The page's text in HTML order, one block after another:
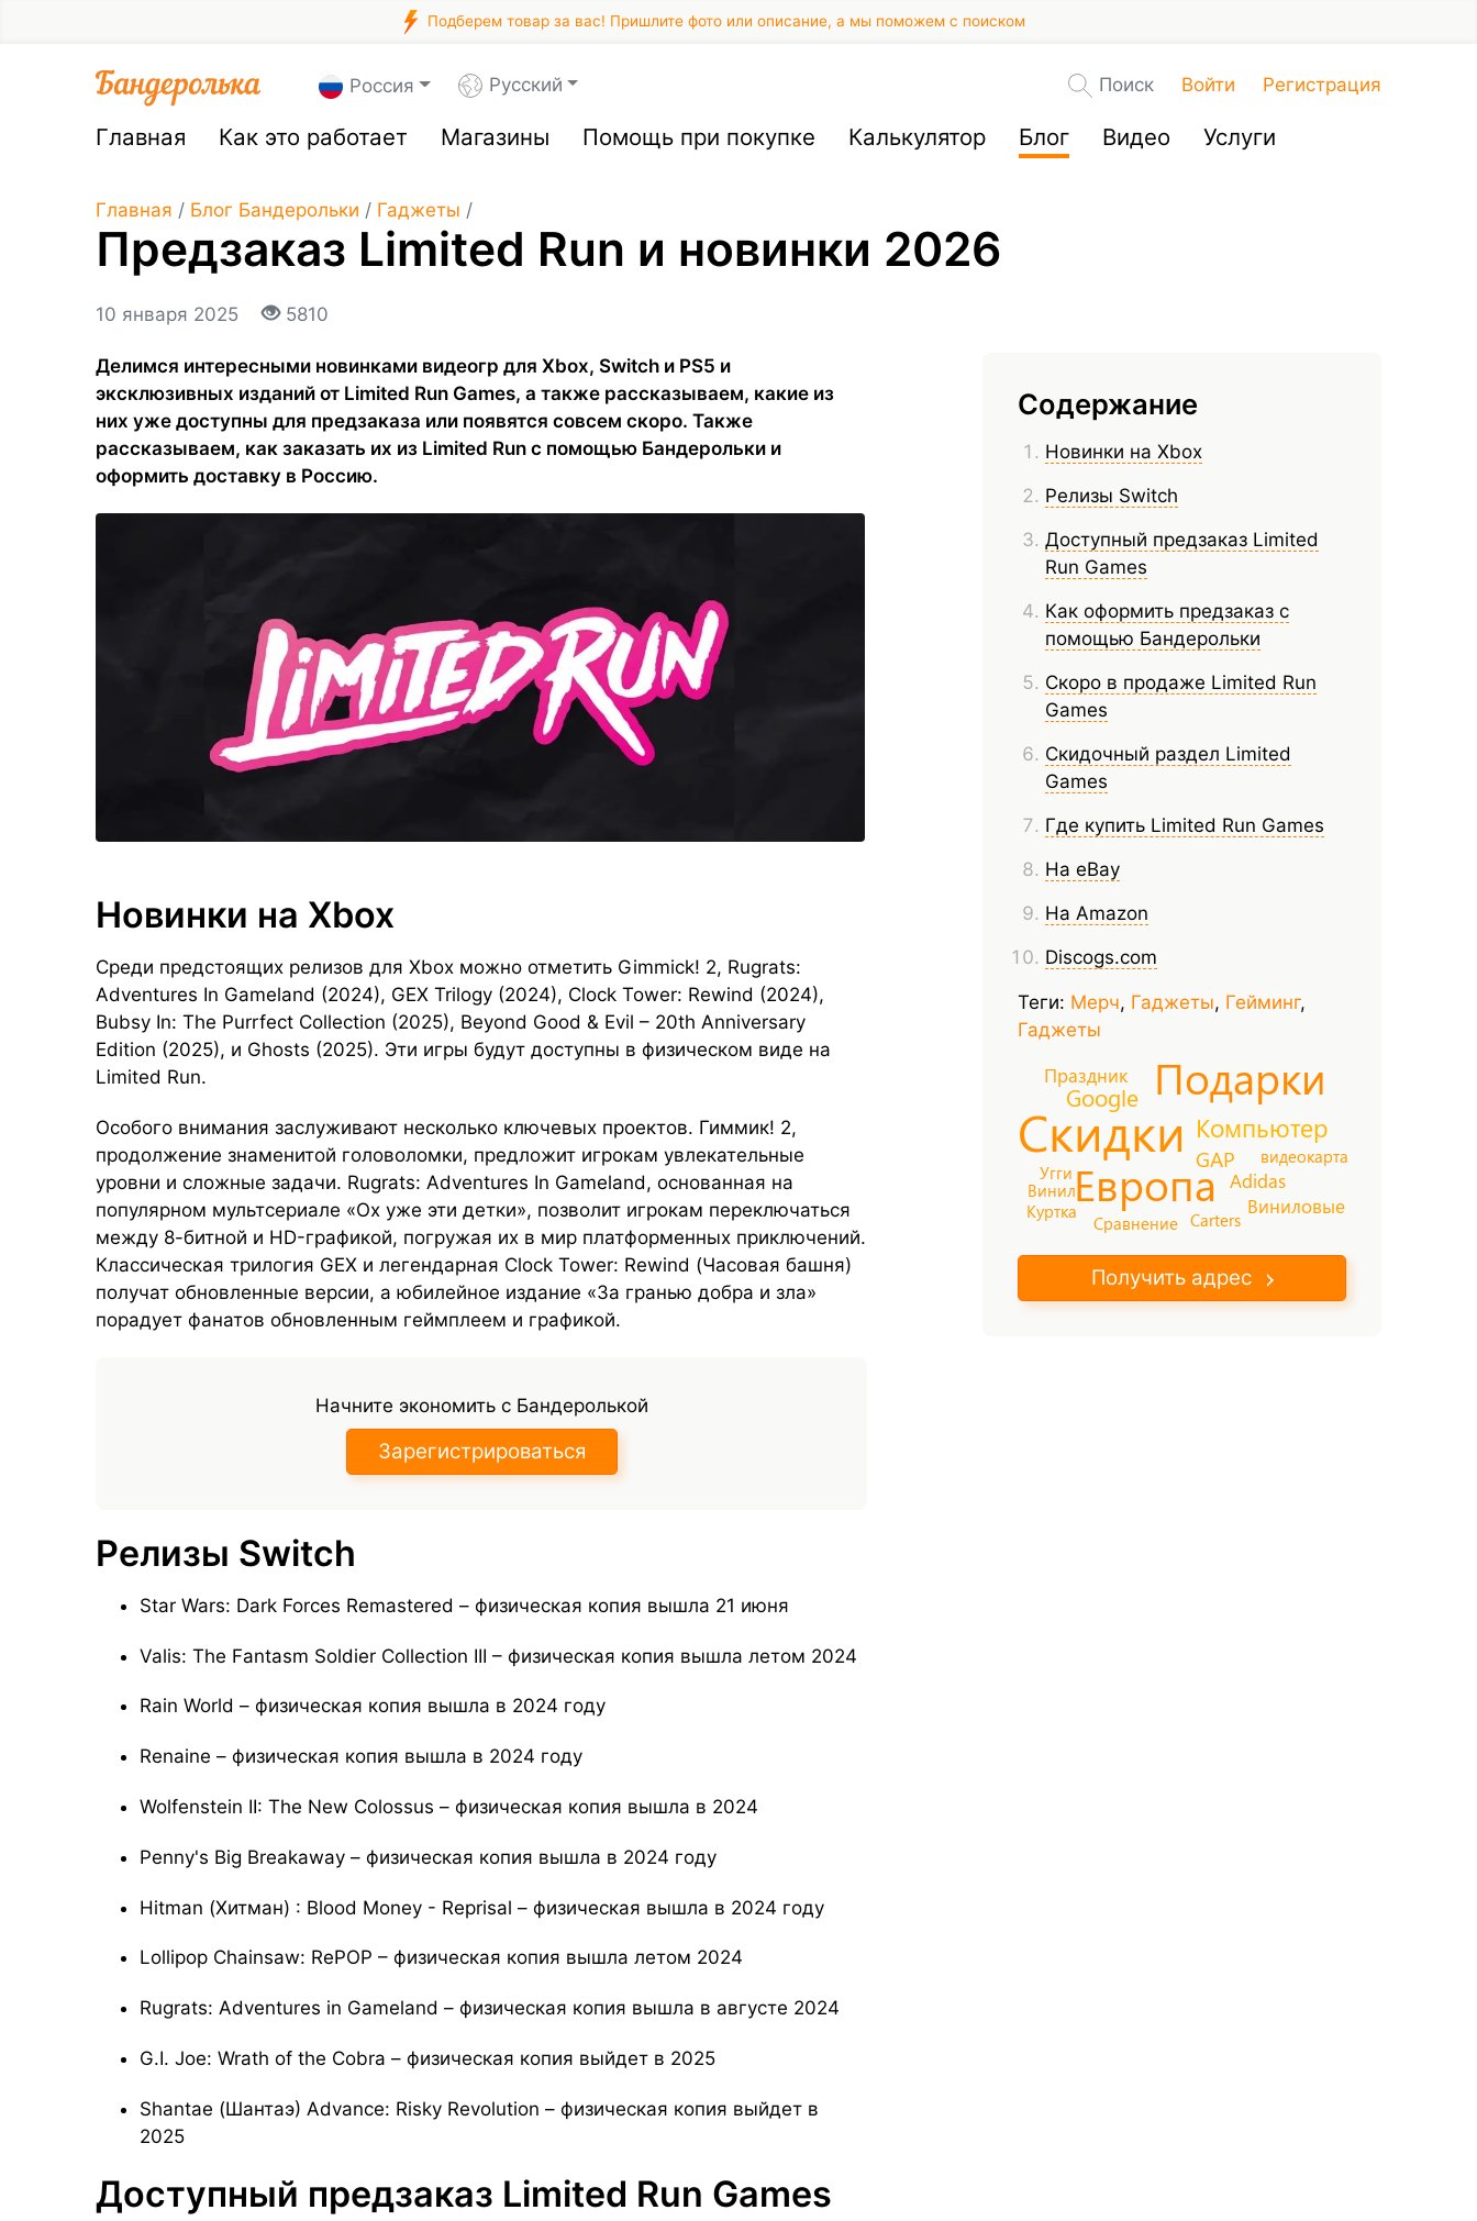
Подберем товар за вас! Пришлите фото или описание, а мы поможем с поиском
Россия Русский Поиск Войти Регистрация
Главная Как это работает Магазины Помощь при покупке Калькулятор Блог Видео Услуги
Главная / Блог Бандерольки / Гаджеты /
Предзаказ Limited Run и новинки 2026
10 января 2025 5810
Содержание
Новинки на Xbox
Релизы Switch
Доступный предзаказ Limited
Run Games
Как оформить предзаказ с
помощью Бандерольки
Скоро в продаже Limited Run
Games
Скидочный раздел Limited
Games
Где купить Limited Run Games
На eBay
Нa Amazon
Discogs.com
Теги: Мерч, Гаджеты, Гейминг,
Гаджеты
Скидки
Европа
Подарки
Компьютер
Google
GAP
Adidas
Праздник
Виниловые
видеокарта
Куртка Carters
Винил
Угги
Сравнение
Получить адрес
Делимся интересными новинками видеогр для Xbox, Switch и PS5 и
эксклюзивных изданий от Limited Run Games, а также рассказываем, какие из
них уже доступны для предзаказа или появятся совсем скоро. Также
рассказываем, как заказать их из Limited Run с помощью Бандерольки и
оформить доставку в Россию.
Новинки на Xbox
Среди предстоящих релизов для Xbox можно отметить Gimmick! 2, Rugrats:
Adventures In Gameland (2024), GEX Trilogy (2024), Clock Tower: Rewind (2024),
Bubsy In: The Purrfect Collection (2025), Beyond Good & Evil – 20th Anniversary
Edition (2025), и Ghosts (2025). Эти игры будут доступны в физическом виде на
Limited Run.
Особого внимания заслуживают несколько ключевых проектов. Гиммик! 2,
продолжение знаменитой головоломки, предложит игрокам увлекательные
уровни и сложные задачи. Rugrats: Adventures In Gameland, основанная на
популярном мультсериале «Ох уже эти детки», позволит игрокам переключаться
между 8-битной и HD-графикой, погружая их в мир платформенных приключений.
Классическая трилогия GEX и легендарная Clock Tower: Rewind (Часовая башня)
получат обновленные версии, а юбилейное издание «За гранью добра и зла»
порадует фанатов обновленным геймплеем и графикой.
Начните экономить с Бандеролькой
Зарегистрироваться
Релизы Switch
Star Wars: Dark Forces Remastered – физическая копия вышла 21 июня
Valis: The Fantasm Soldier Collection III – физическая копия вышла летом 2024
Rain World – физическая копия вышла в 2024 году
Renaine – физическая копия вышла в 2024 году
Wolfenstein II: The New Colossus – физическая копия вышла в 2024
Penny's Big Breakaway – физическая копия вышла в 2024 году
Hitman (Хитман) : Blood Money - Reprisal – физическая вышла в 2024 году
Lollipop Chainsaw: RePOP – физическая копия вышла летом 2024
Rugrats: Adventures in Gameland – физическая копия вышла в августе 2024
G.I. Joe: Wrath of the Cobra – физическая копия выйдет в 2025
Shantae (Шантаэ) Advance: Risky Revolution – физическая копия выйдет в
2025
Доступный предзаказ Limited Run Games